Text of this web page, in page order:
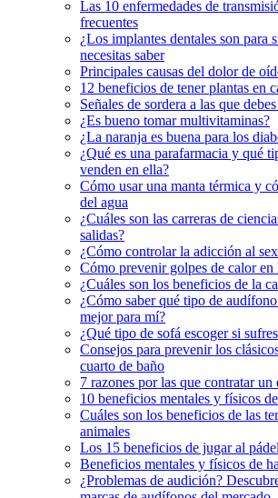
Las 10 enfermedades de
frecuentes
¿Los implantes dentales son para
necesitas saber
Principales causas del dolor de
12 beneficios de tener plantas en
Señales de sordera a las que
¿Es bueno tomar multivitaminas?
¿La naranja es buena para los
¿Qué es una parafarmacia y qué
venden en ella?
Cómo usar una manta térmica y
del agua
¿Cuáles son las carreras de
salidas?
¿Cómo controlar la adicción al
Cómo prevenir golpes de calor en
¿Cuáles son los beneficios de la
¿Cómo saber qué tipo de
mejor para mí?
¿Qué tipo de sofá escoger si
Consejos para prevenir los
cuarto de baño
7 razones por las que contratar un
10 beneficios mentales y físicos
Cuáles son los beneficios de las
animales
Los 15 beneficios de jugar al
Beneficios mentales y físicos de
¿Problemas de audición?